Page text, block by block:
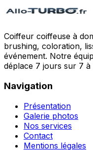
Coiffeur coiffeuse à
brushing, coloration,
événement. Notre
déplace 7 jours sur 7 à
Navigation
Présentation
Galerie photos
Nos services
Contact
Mentions légales